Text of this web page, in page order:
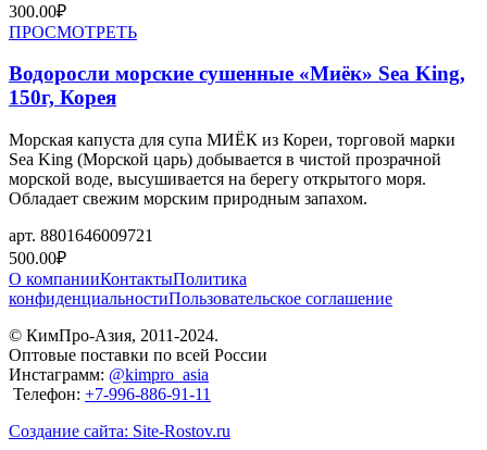
300.00₽
ПРОСМОТРЕТЬ
Водоросли морские сушенные «Миёк» Sea King,
150г, Корея
Морская капуста для супа МИЁК из Кореи, торговой марки
Sea King (Морской царь) добывается в чистой прозрачной
морской воде, высушивается на берегу открытого моря.
Обладает свежим морским природным запахом.
арт. 8801646009721
500.00₽
О компанииКонтактыПолитика
конфиденциальностиПользовательское соглашение
© КимПро-Азия, 2011-2024.
Оптовые поставки по всей России
Инстаграмм: @kimpro_asia
Телефон: +7-996-886-91-11
Создание сайта: Site-Rostov.ru